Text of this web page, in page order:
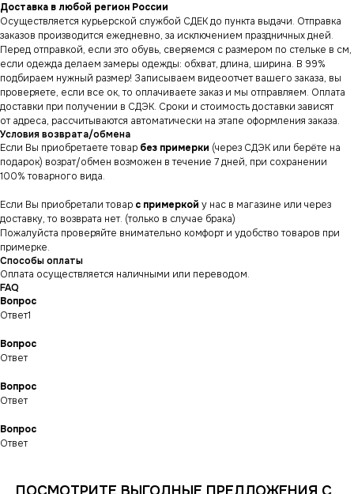
Доставка в любой регион России
Осуществляется курьерской службой СДЕК до пункта выдачи. Отправка
заказов производится ежедневно, за исключением праздничных дней.
Перед отправкой, если это обувь, сверяемся с размером по стельке в см,
если одежда делаем замеры одежды: обхват, длина, ширина. В 99%
подбираем нужный размер! Записываем видеоотчет вашего заказа, вы
проверяете, если все ок, то оплачиваете заказ и мы отправляем. Оплата
доставки при получении в СДЭК. Сроки и стоимость доставки зависят
от адреса, рассчитываются автоматически на этапе оформления заказа.
Условия возврата/обмена
Если Вы приобретаете товар без примерки (через СДЭК или берёте на
подарок) возрат/обмен возможен в течение 7 дней, при сохранении
100% товарного вида.
Если Вы приобретали товар с примеркой у нас в магазине или через
доставку, то возврата нет. (только в случае брака)
Пожалуйста проверяйте внимательно комфорт и удобство товаров при
примерке.
Способы оплаты
Оплата осуществляется наличными или переводом.
FAQ
Вопрос
Ответ1
Вопрос
Ответ
Вопрос
Ответ
Вопрос
Ответ
СНИКЕРСДИЛЕР
ИНФОРМАЦИЯ